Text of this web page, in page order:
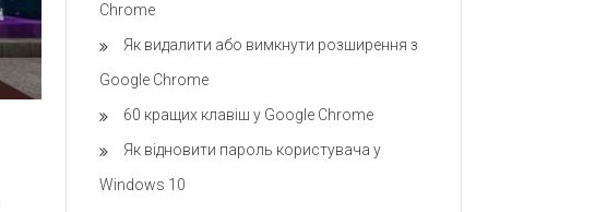
Chrome
Як видалити або вимкнути розширення з
Google Chrome
60 кращих клавіш у Google Chrome
Як відновити пароль користувача у
Windows 10